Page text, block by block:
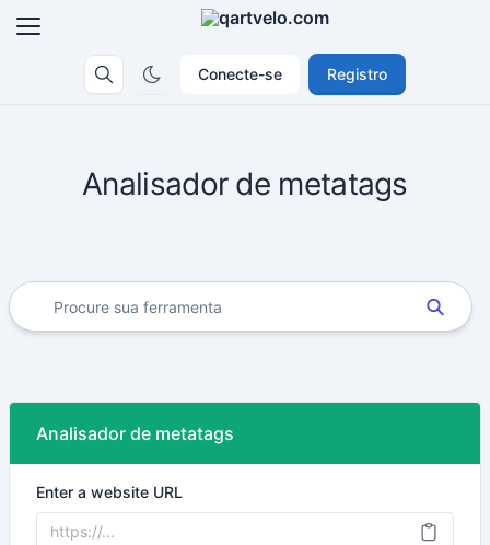
Conecte-se Registro
Analisador de metatags
Analisador de metatags
Enter a website URL